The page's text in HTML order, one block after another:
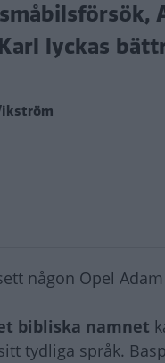
lyckas
någon Opel
bibliska namnet
tydliga språk.